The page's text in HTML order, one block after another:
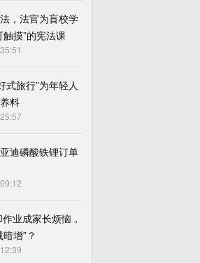
，法官为盲校学
摸”的宪法课
式旅行”为年轻人
料
迪磷酸铁锂订单
业成家长烦恼，
增”？